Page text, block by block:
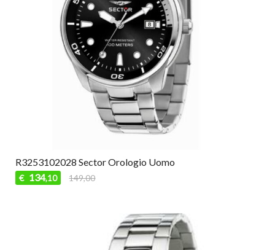
R3253102028 Sector Orologio Uomo
€ 134,10 149,00